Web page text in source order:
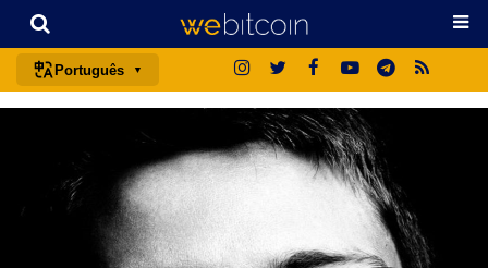
Português
español
français
italiano